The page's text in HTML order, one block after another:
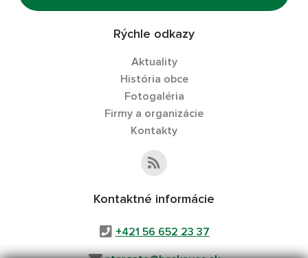
Rýchle odkazy
Aktuality
História obce
Fotogaléria
Firmy a organizácie
Kontakty
Kontaktné informácie
+421 56 652 23 37